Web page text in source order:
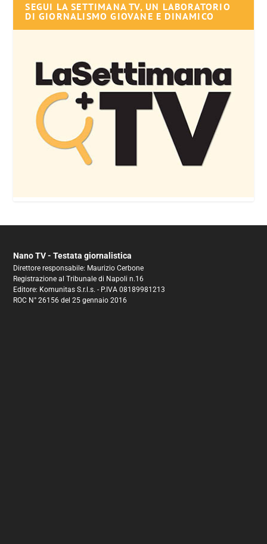
SEGUI LA SETTIMANA TV, UN LABORATORIO
DI GIORNALISMO GIOVANE E DINAMICO
Nano TV - Testata giornalistica
Direttore responsabile: Maurizio Cerbone
Registrazione al Tribunale di Napoli n.16
Editore: Komunitas S.r.l.s. - P.IVA 08189981213
ROC N° 26156 del 25 gennaio 2016